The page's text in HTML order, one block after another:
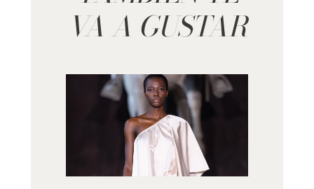
VA A GUSTAR